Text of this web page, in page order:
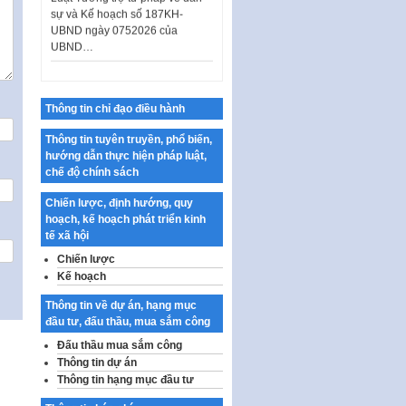
UBND ngày 0752026 của
UBND…
Ban hành Danh mục vị trí khai
Kế hoạch Tổ chức Cuộc thi
chính luận về bảo vệ nền tảng tư
tưởng của Đảng…
Công bố công khai dự toán kinh
phí xây dựng pháp luật, hoàn
thiện thể chế, chính…
Quy định về nghiên cứu, ứng
dụng khoa học, công nghệ, đổi
mới sáng tạo và chuyển…
Quy định chi tiết và hướng dẫn
thi hành một số điều của Luật Lý
lịch tư…
Sửa đổi, bổ sung một số nội
dung tại Nghị quyết số 30/NQ-
CP ngày 24 tháng 02…
Thông tin chỉ đạo điều hành
Thông tin tuyên truyền, phổ biến,
hướng dẫn thực hiện pháp luật,
chế độ chính sách
Chiến lược, định hướng, quy
hoạch, kế hoạch phát triển kinh
tế xã hội
Chiến lược
Kế hoạch
Thông tin về dự án, hạng mục
đầu tư, đấu thầu, mua sắm công
Đấu thầu mua sắm công
Thông tin dự án
Thông tin hạng mục đầu tư